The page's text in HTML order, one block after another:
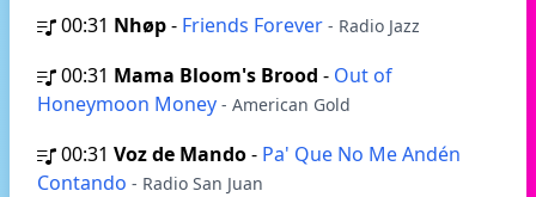
00:31 Nhøp- Friends Forever - Radio Jazz
00:31 Mama Bloom's Brood - Out of
Honeymoon Money - American Gold
00:31 Voz de Mando- Pa' Que No Me Andén
Contando - Radio San Juan